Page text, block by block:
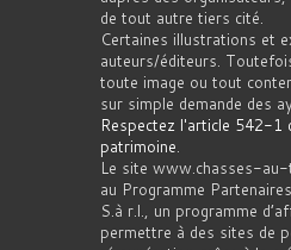
de tout autre tiers cité.
Certaines illustrations et
auteurs/éditeurs.
toute image ou tout
sur simple demande des
Respectez l'article 542-1
patrimoine.
Le site www.chasses-
au Programme
S.à r.l., un programme
permettre à des sites de